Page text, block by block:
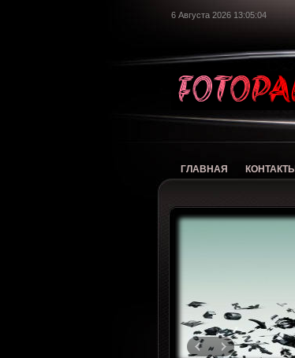
6 Августа 2026 13:05:05
ГЛАВНАЯ КОНТАКТЫ